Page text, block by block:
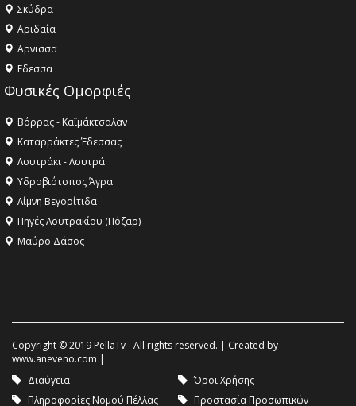
Σκύδρα
Αριδαία
Aρνισσα
Eδεσσα
Φυσικές Ομορφιές
Βόρρας - Καϊμάκτσαλαν
Καταρράκτες Έδεσσας
Λουτράκι - Λουτρά
Υδροβιότοπος Άγρα
Λίμνη Βεγορίτιδα
Πηγές Λουτρακίου (Πόζαρ)
Μαύρο Δάσος
Copyright © 2019 PellaTv - All rights reserved. | Created by
www.aneveno.com |
Διαύγεια
Όροι Χρήσης
Πληροφορίες Νομού Πέλλας
Προστασία Προσωπικών